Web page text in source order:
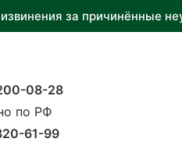
за причинённые
08-28
по РФ
61-99